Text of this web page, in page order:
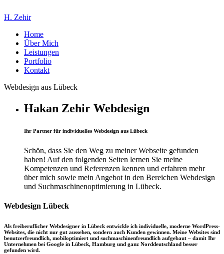
H. Zehir
Home
Über Mich
Leistungen
Portfolio
Kontakt
Webdesign aus Lübeck
Hakan Zehir Webdesign
Ihr Partner für individuelles Webdesign aus Lübeck
Schön, dass Sie den Weg zu meiner Webseite gefunden
haben! Auf den folgenden Seiten lernen Sie meine
Kompetenzen und Referenzen kennen und erfahren mehr
über mich sowie mein Angebot in den Bereichen Webdesign
und Suchmaschinenoptimierung in Lübeck.
Webdesign Lübeck
Als freiberuflicher Webdesigner in Lübeck entwickle ich individuelle, moderne WordPress-
Websites, die nicht nur gut aussehen, sondern auch Kunden gewinnen. Meine Websites sind
benutzerfreundlich, mobiloptimiert und suchmaschinenfreundlich aufgebaut – damit Ihr
Unternehmen bei Google in Lübeck, Hamburg und ganz Norddeutschland besser
gefunden wird.